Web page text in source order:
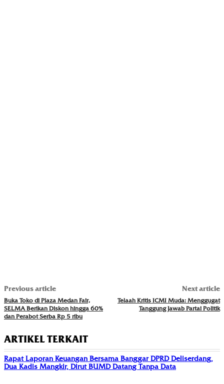
Previous article
Buka Toko di Plaza Medan Fair,
SELMA Berikan Diskon hingga 60%
dan Perabot Serba Rp 5 ribu
Next article
Telaah Kritis ICMI Muda: Menggugat
Tanggung Jawab Partai Politik
ARTIKEL TERKAIT
Rapat Laporan Keuangan Bersama Banggar DPRD Deliserdang,
Dua Kadis Mangkir, Dirut BUMD Datang Tanpa Data